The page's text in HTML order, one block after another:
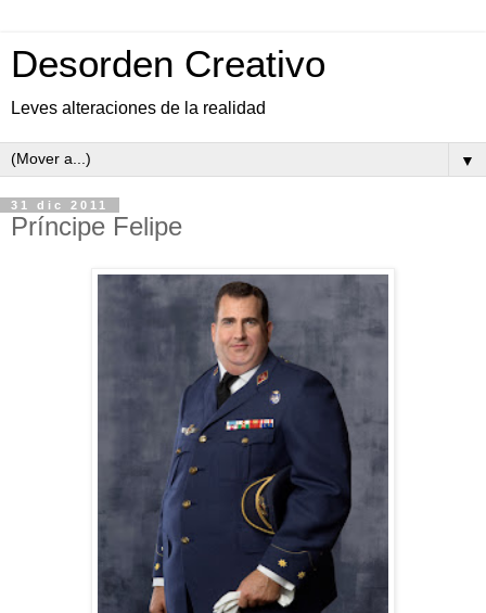
Desorden Creativo
Leves alteraciones de la realidad
▼
31 dic 2011
Príncipe Felipe